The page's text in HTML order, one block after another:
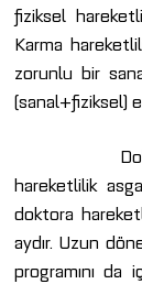
fiziksel
Karma
zorunlu bir
(sanal+fiziksel)
Doktora
hareketlilik
doktora
aydır. Uzun
programını da